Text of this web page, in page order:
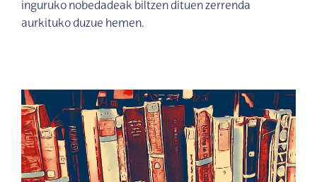
inguruko nobedadeak biltzen dituen zerrenda
aurkituko duzue hemen.